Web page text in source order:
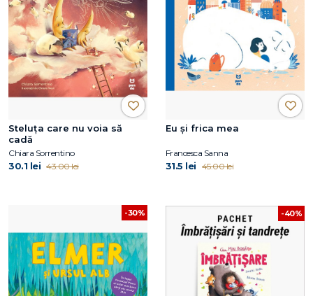
Steluța care nu voia să
cadă
Chiara Sorrentino
30.1 lei 43.00 lei
Eu și frica mea
Francesca Sanna
31.5 lei 45.00 lei
-30% -40%